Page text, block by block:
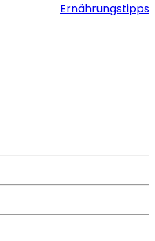
Ernährungstipps